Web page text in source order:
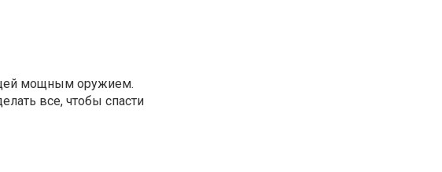
мощным оружием.
все, чтобы спасти